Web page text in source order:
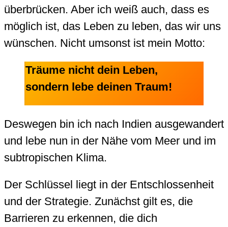
überbrücken. Aber ich weiß auch, dass es
möglich ist, das Leben zu leben, das wir uns
wünschen. Nicht umsonst ist mein Motto:
Träume nicht dein Leben,
sondern lebe deinen Traum!
Deswegen bin ich nach Indien ausgewandert
und lebe nun in der Nähe vom Meer und im
subtropischen Klima.
Der Schlüssel liegt in der Entschlossenheit
und der Strategie. Zunächst gilt es, die
Barrieren zu erkennen, die dich